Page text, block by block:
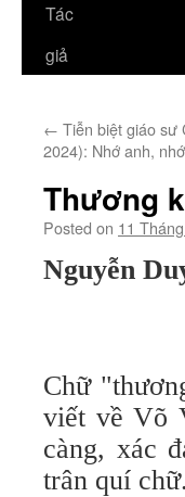
Tác
giả
← Tiễn biệt giáo sư
2024): Nhớ anh,
Thương
Posted on 11
Nguyễn
Chữ
viết về Võ
càng, xác
trân quí chữ.